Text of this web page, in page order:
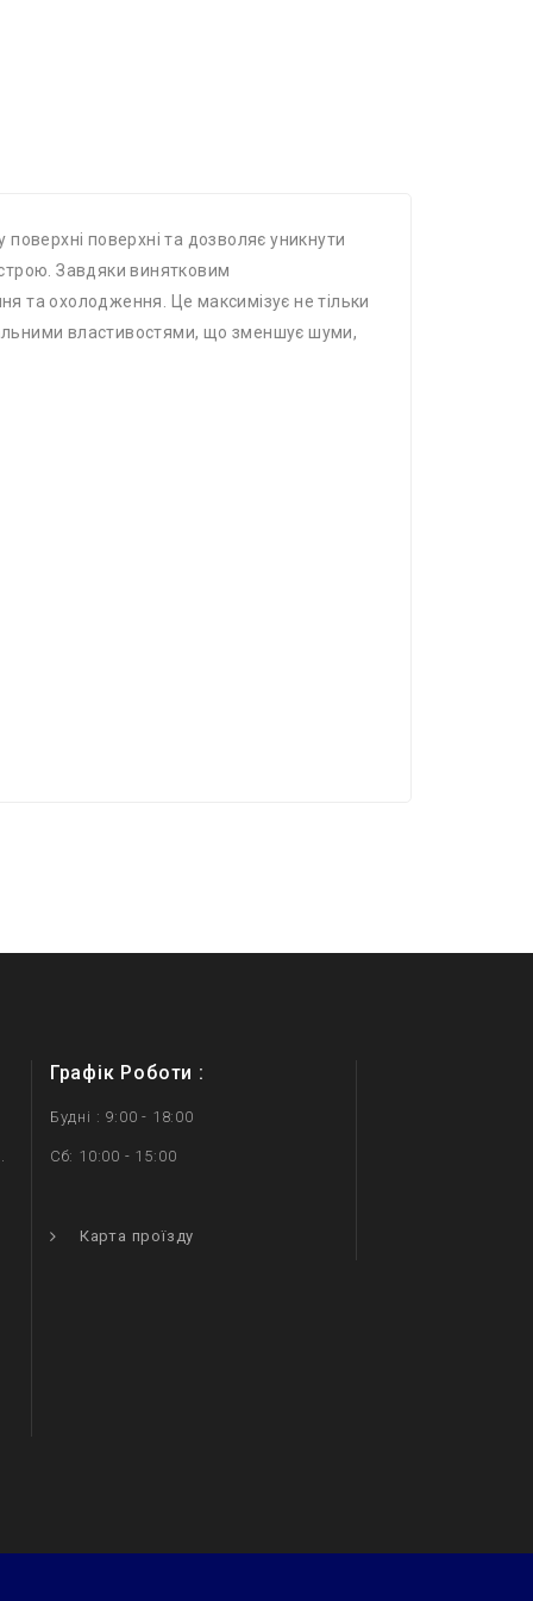
поверхні та дозволяє уникнути
Завдяки винятковим
та охолодження. Це максимізує не тільки
властивостями, що зменшує шуми,
Графік Роботи :
Будні : 9:00 - 18:00
Сб: 10:00 - 15:00
Карта проїзду